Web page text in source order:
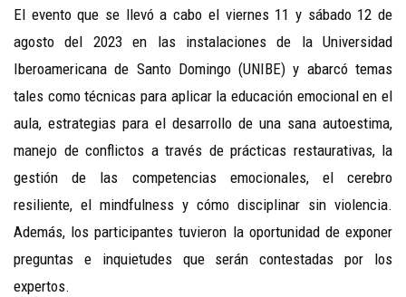
El evento que se llevó a cabo el viernes 11 y sábado 12 de
agosto del 2023 en las instalaciones de la Universidad
Iberoamericana de Santo Domingo (UNIBE) y abarcó temas
tales como técnicas para aplicar la educación emocional en el
aula, estrategias para el desarrollo de una sana autoestima,
manejo de conflictos a través de prácticas restaurativas, la
gestión de las competencias emocionales, el cerebro
resiliente, el mindfulness y cómo disciplinar sin violencia.
Además, los participantes tuvieron la oportunidad de exponer
preguntas e inquietudes que serán contestadas por los
expertos.